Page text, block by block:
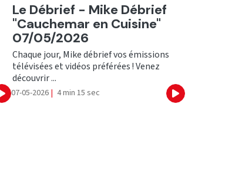
Ecouter
Ecouter
Le Débrief - Mike Débrief
"Cauchemar en Cuisine"
07/05/2026
Chaque jour, Mike débrief vos émissions
télévisées et vidéos préférées ! Venez
découvrir ...
07-05-2026 | 4 min 15 sec Ecouter